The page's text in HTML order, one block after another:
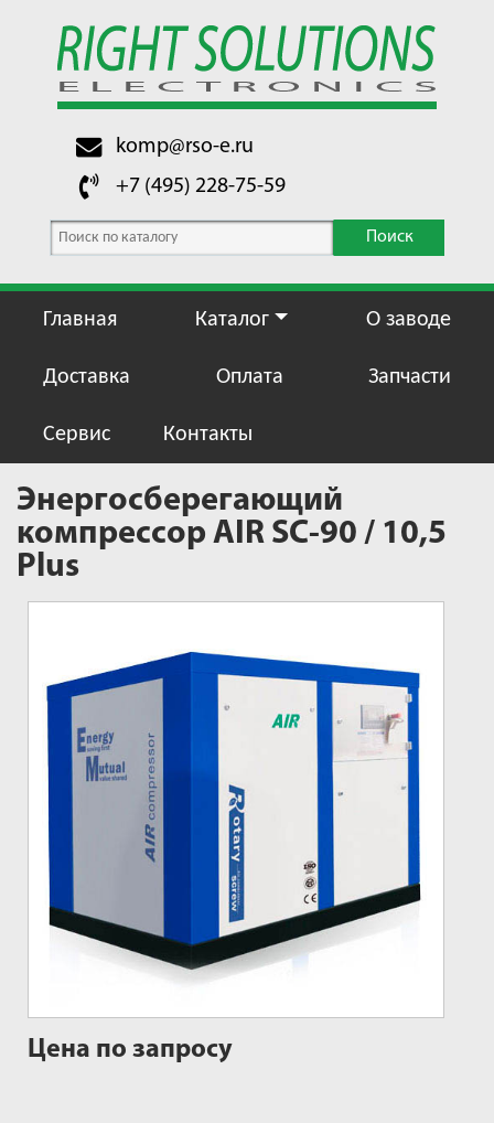
komp@rso-e.ru
+7 (495) 228-75-59
Поиск
Главная Каталог О заводе
Доставка Оплата Запчасти
Сервис Контакты
Энергосберегающий
компрессор AIR SC-90 / 10,5
Plus
Цена по запросу